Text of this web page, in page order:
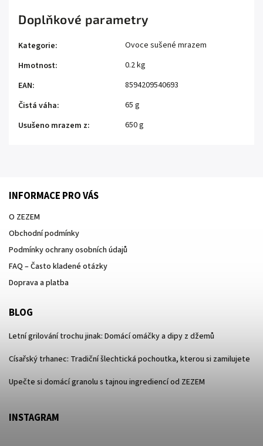
Doplňkové parametry
Kategorie:
Ovoce sušené mrazem
Hmotnost:
0.2 kg
EAN:
8594209540693
Čistá váha:
65 g
Usušeno mrazem z: 650 g
INFORMACE PRO VÁS
O ZEZEM
Obchodní podmínky
Podmínky ochrany osobních údajů
FAQ – Často kladené otázky
Doprava a platba
BLOG
Letní grilování trochu jinak: Domácí omáčky a dipy z džemů
Císařský trhanec: Tradiční šlechtická pochoutka, kterou si zamilujete
Upečte si domácí granolu s tajnou ingrediencí od ZEZEM
INSTAGRAM